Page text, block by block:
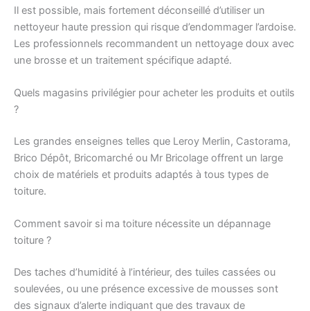
Il est possible, mais fortement déconseillé d’utiliser un
nettoyeur haute pression qui risque d’endommager l’ardoise.
Les professionnels recommandent un nettoyage doux avec
une brosse et un traitement spécifique adapté.
Quels magasins privilégier pour acheter les produits et outils
?
Les grandes enseignes telles que Leroy Merlin, Castorama,
Brico Dépôt, Bricomarché ou Mr Bricolage offrent un large
choix de matériels et produits adaptés à tous types de
toiture.
Comment savoir si ma toiture nécessite un dépannage
toiture ?
Des taches d’humidité à l’intérieur, des tuiles cassées ou
soulevées, ou une présence excessive de mousses sont
des signaux d’alerte indiquant que des travaux de